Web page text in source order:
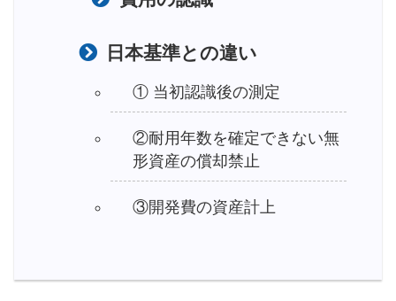
日本基準との違い
① 当初認識後の測定
②耐用年数を確定できない無
形資産の償却禁止
③開発費の資産計上